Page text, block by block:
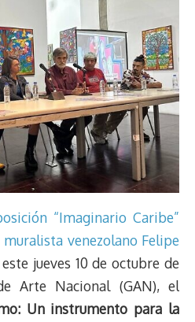
“Imaginario Caribe”
venezolano Felipe
jueves 10 de octubre de
Arte Nacional (GAN), el
Un instrumento para la